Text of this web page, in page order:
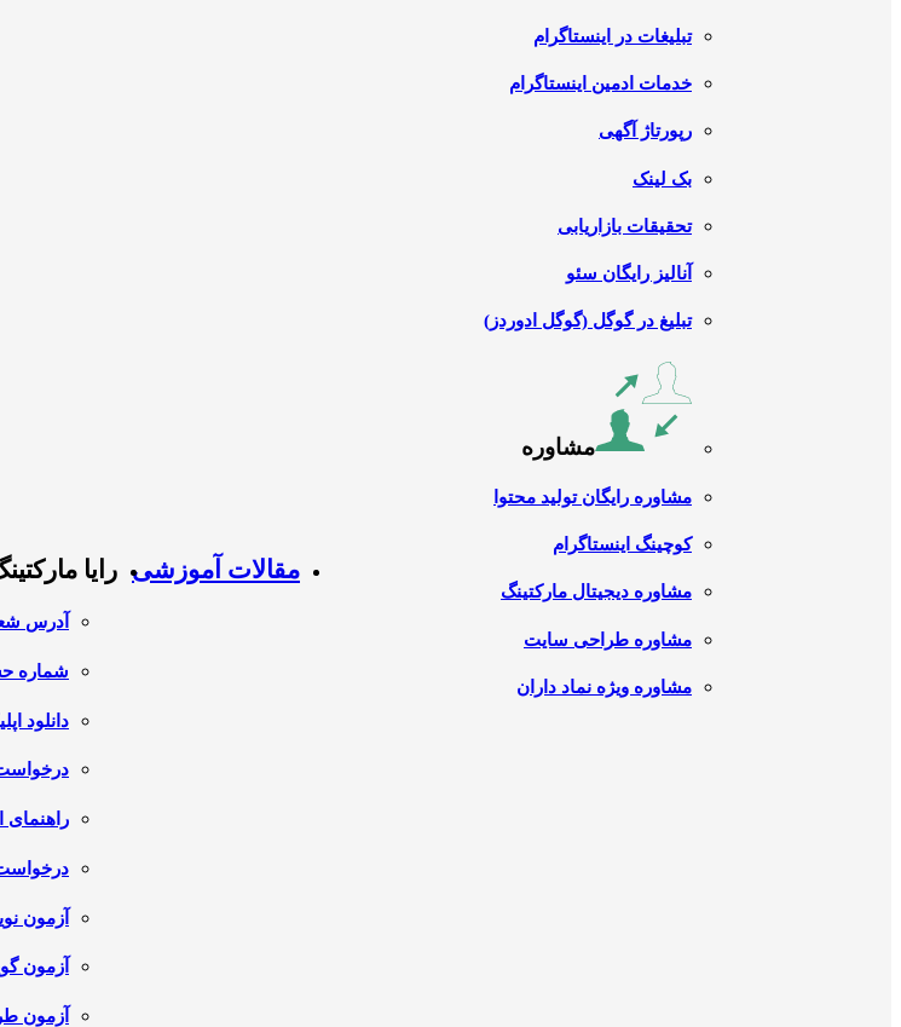
تبلیغات در اینستاگرام
خدمات ادمین اینستاگرام
رپورتاژ آگهی
بک لینک
تحقیقات بازاریابی
آنالیز رایگان سئو
تبلیغ در گوگل (گوگل ادوردز)
مشاوره
مشاوره رایگان تولید محتوا
کوچینگ اینستاگرام
مشاوره دیجیتال مارکتینگ
مشاوره طراحی سایت
مشاوره ویژه نماد داران
مقالات آموزشی رایا
آدرس
شماره
دانلود
آزمون
آزمون
آزمون